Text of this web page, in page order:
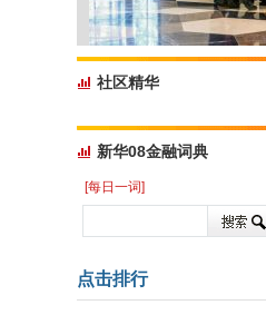
菲律宾：防疫降级
社区精华
新华08金融词典
[每日一词]
点击排行